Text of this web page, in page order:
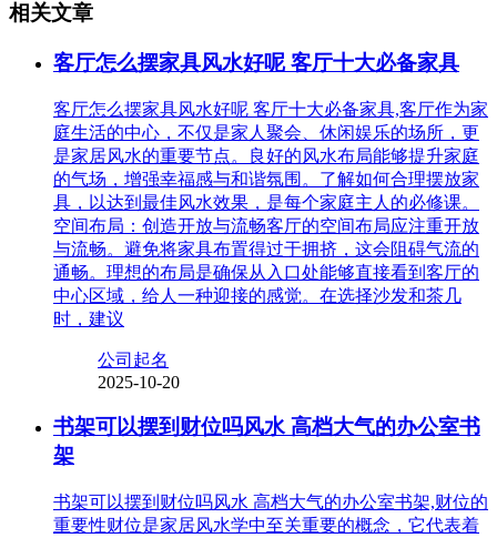
相关文章
客厅怎么摆家具风水好呢 客厅十大必备家具
客厅怎么摆家具风水好呢 客厅十大必备家具,客厅作为家
庭生活的中心，不仅是家人聚会、休闲娱乐的场所，更
是家居风水的重要节点。良好的风水布局能够提升家庭
的气场，增强幸福感与和谐氛围。了解如何合理摆放家
具，以达到最佳风水效果，是每个家庭主人的必修课。
空间布局：创造开放与流畅客厅的空间布局应注重开放
与流畅。避免将家具布置得过于拥挤，这会阻碍气流的
通畅。理想的布局是确保从入口处能够直接看到客厅的
中心区域，给人一种迎接的感觉。在选择沙发和茶几
时，建议
公司起名
2025-10-20
书架可以摆到财位吗风水 高档大气的办公室书
架
书架可以摆到财位吗风水 高档大气的办公室书架,财位的
重要性财位是家居风水学中至关重要的概念，它代表着